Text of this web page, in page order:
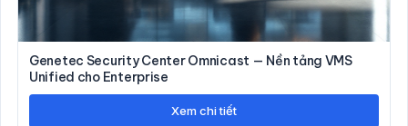
Genetec Security Center Omnicast — Nền tảng VMS
Unified cho Enterprise
Xem chi tiết